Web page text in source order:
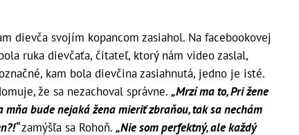
dievča svojím kopancom zasiahol. Na facebookovej
ruka dievčaťa, čitateľ, ktorý nám video zaslal,
kam bola dievčina zasiahnutá, jedno je isté.
že sa nezachoval správne. „Mrzí ma to, Pri žene
bude nejaká žena mieriť zbraňou, tak sa nechám
zamýšľa sa Rohoň. „Nie som perfektný, ale každý